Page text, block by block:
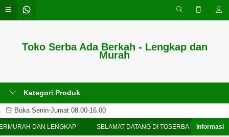
Toko Serba Ada Berkah - Lengkap dan
Murah
Kategori Produk
Buka Senin-Jumat 08.00-16.00
DAN LENGKAP SELAMAT DATANG DI TOSERBA BERKAH -